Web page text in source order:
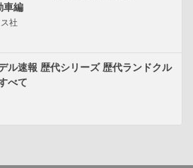
車編
社
ル速報 歴代シリーズ 歴代ランドクル
べて